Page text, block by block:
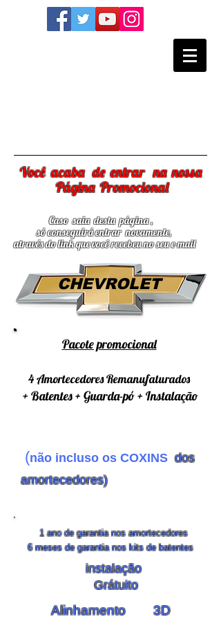
Você acaba de entrar na nossa
Página Promocional
Caso saia desta página ,
só conseguirá entrarnovamente,
através do link que você recebeu no seu e-mail
CHEVROLET
Pacote promocional
4 Amortecedores Remanufaturados
+ Batentes + Guarda-pó + Instalação
(não incluso os COXINS dos
amortecedores)
1 ano de garantia nos amortecedores
6 meses de garantia nos kits de batentes
instalação
Grátuito
Alinhamento3D